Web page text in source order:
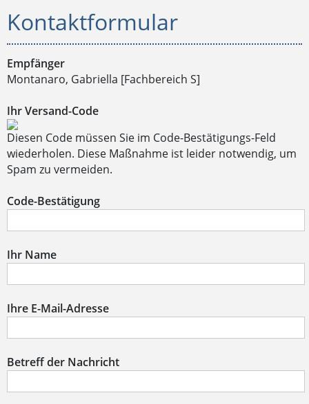
Kontaktformular
Empfänger
Montanaro, Gabriella [Fachbereich S]
Ihr Versand-Code
Diesen Code müssen Sie im Code-Bestätigungs-Feld
wiederholen. Diese Maßnahme ist leider notwendig, um
Spam zu vermeiden.
Code-Bestätigung
Ihr Name
Ihre E-Mail-Adresse
Betreff der Nachricht